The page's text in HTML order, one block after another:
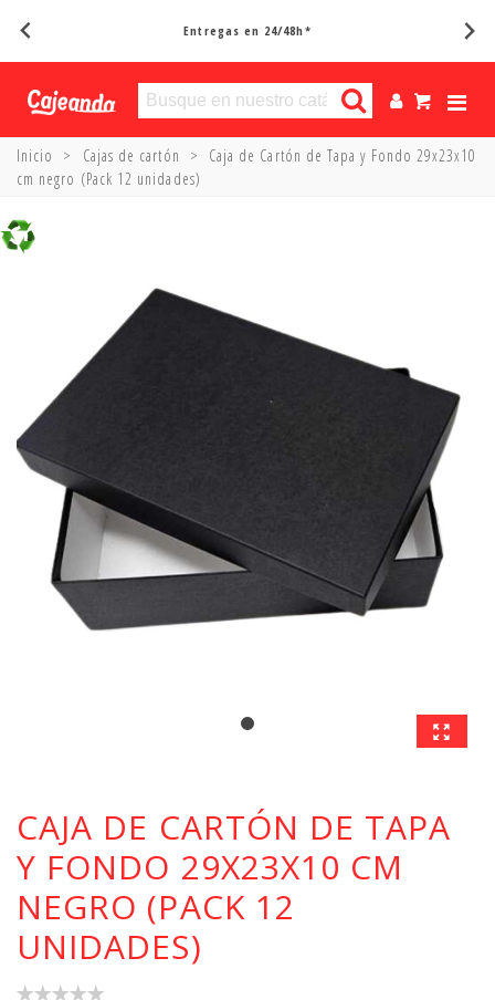
Entregas en 24/48h*
Inicio > Cajas de cartón >
Caja de Cartón de Tapa y Fondo 29x23x10
cm negro (Pack 12 unidades)
CAJA DE CARTÓN DE TAPA
Y FONDO 29X23X10 CM
NEGRO (PACK 12
UNIDADES)